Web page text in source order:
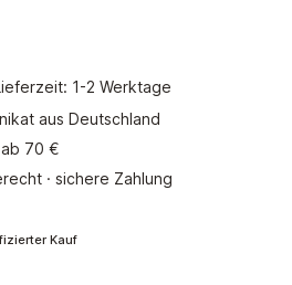
1-2 Werktage
aus Deutschland
70 €
· sichere Zahlung
5 Sternen
Kauf